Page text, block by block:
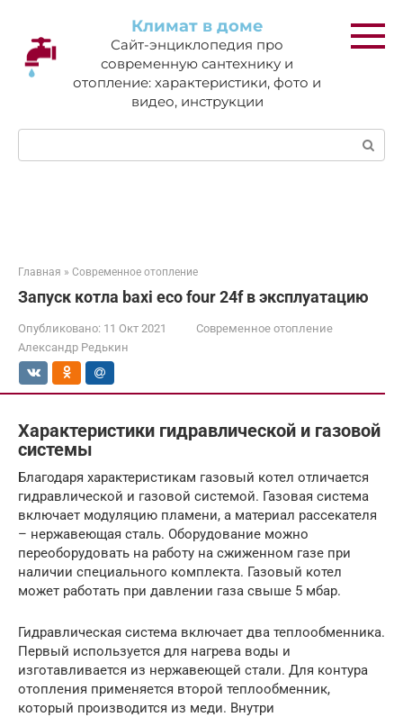
контенту
Климат в доме
Сайт-энциклопедия про
современную сантехнику и
отопление: характеристики, фото и
видео, инструкции
Поиск:
Главная » Современное отопление
Запуск котла baxi eco four 24f в эксплуатацию
Опубликовано: 11 Окт 2021
Современное отопление
Александр Редькин
Характеристики гидравлической и газовой
системы
Благодаря характеристикам газовый котел отличается
гидравлической и газовой системой. Газовая система
включает модуляцию пламени, а материал рассекателя
– нержавеющая сталь. Оборудование можно
переоборудовать на работу на сжиженном газе при
наличии специального комплекта. Газовый котел
может работать при давлении газа свыше 5 мбар.
Гидравлическая система включает два теплообменника.
Первый используется для нагрева воды и
изготавливается из нержавеющей стали. Для контура
отопления применяется второй теплообменник,
который производится из меди. Внутри